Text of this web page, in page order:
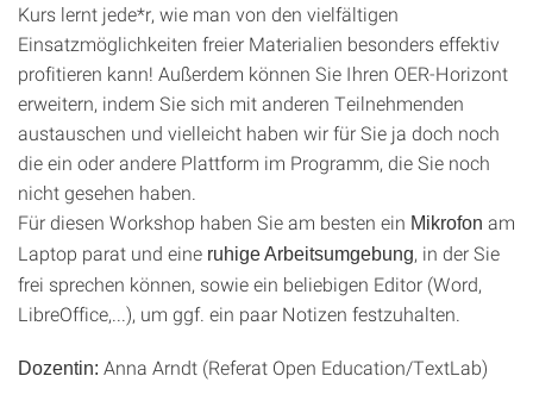
Kurs lernt jede*r, wie man von den vielfältigen
Einsatzmöglichkeiten freier Materialien besonders effektiv
profitieren kann! Außerdem können Sie Ihren OER-Horizont
erweitern, indem Sie sich mit anderen Teilnehmenden
austauschen und vielleicht haben wir für Sie ja doch noch
die ein oder andere Plattform im Programm, die Sie noch
nicht gesehen haben.
Für diesen Workshop haben Sie am besten ein Mikrofon am
Laptop parat und eine ruhige Arbeitsumgebung, in der Sie
frei sprechen können, sowie ein beliebigen Editor (Word,
LibreOffice,...), um ggf. ein paar Notizen festzuhalten.
Dozentin: Anna Arndt (Referat Open Education/TextLab)